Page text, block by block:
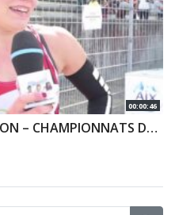
00:00:46
INTERVIEW ROMANE CRUCHON – CHAMPIONNATS DE FRANCE JEUNES CA JU – 21/07/2018 – BONDOUFLE